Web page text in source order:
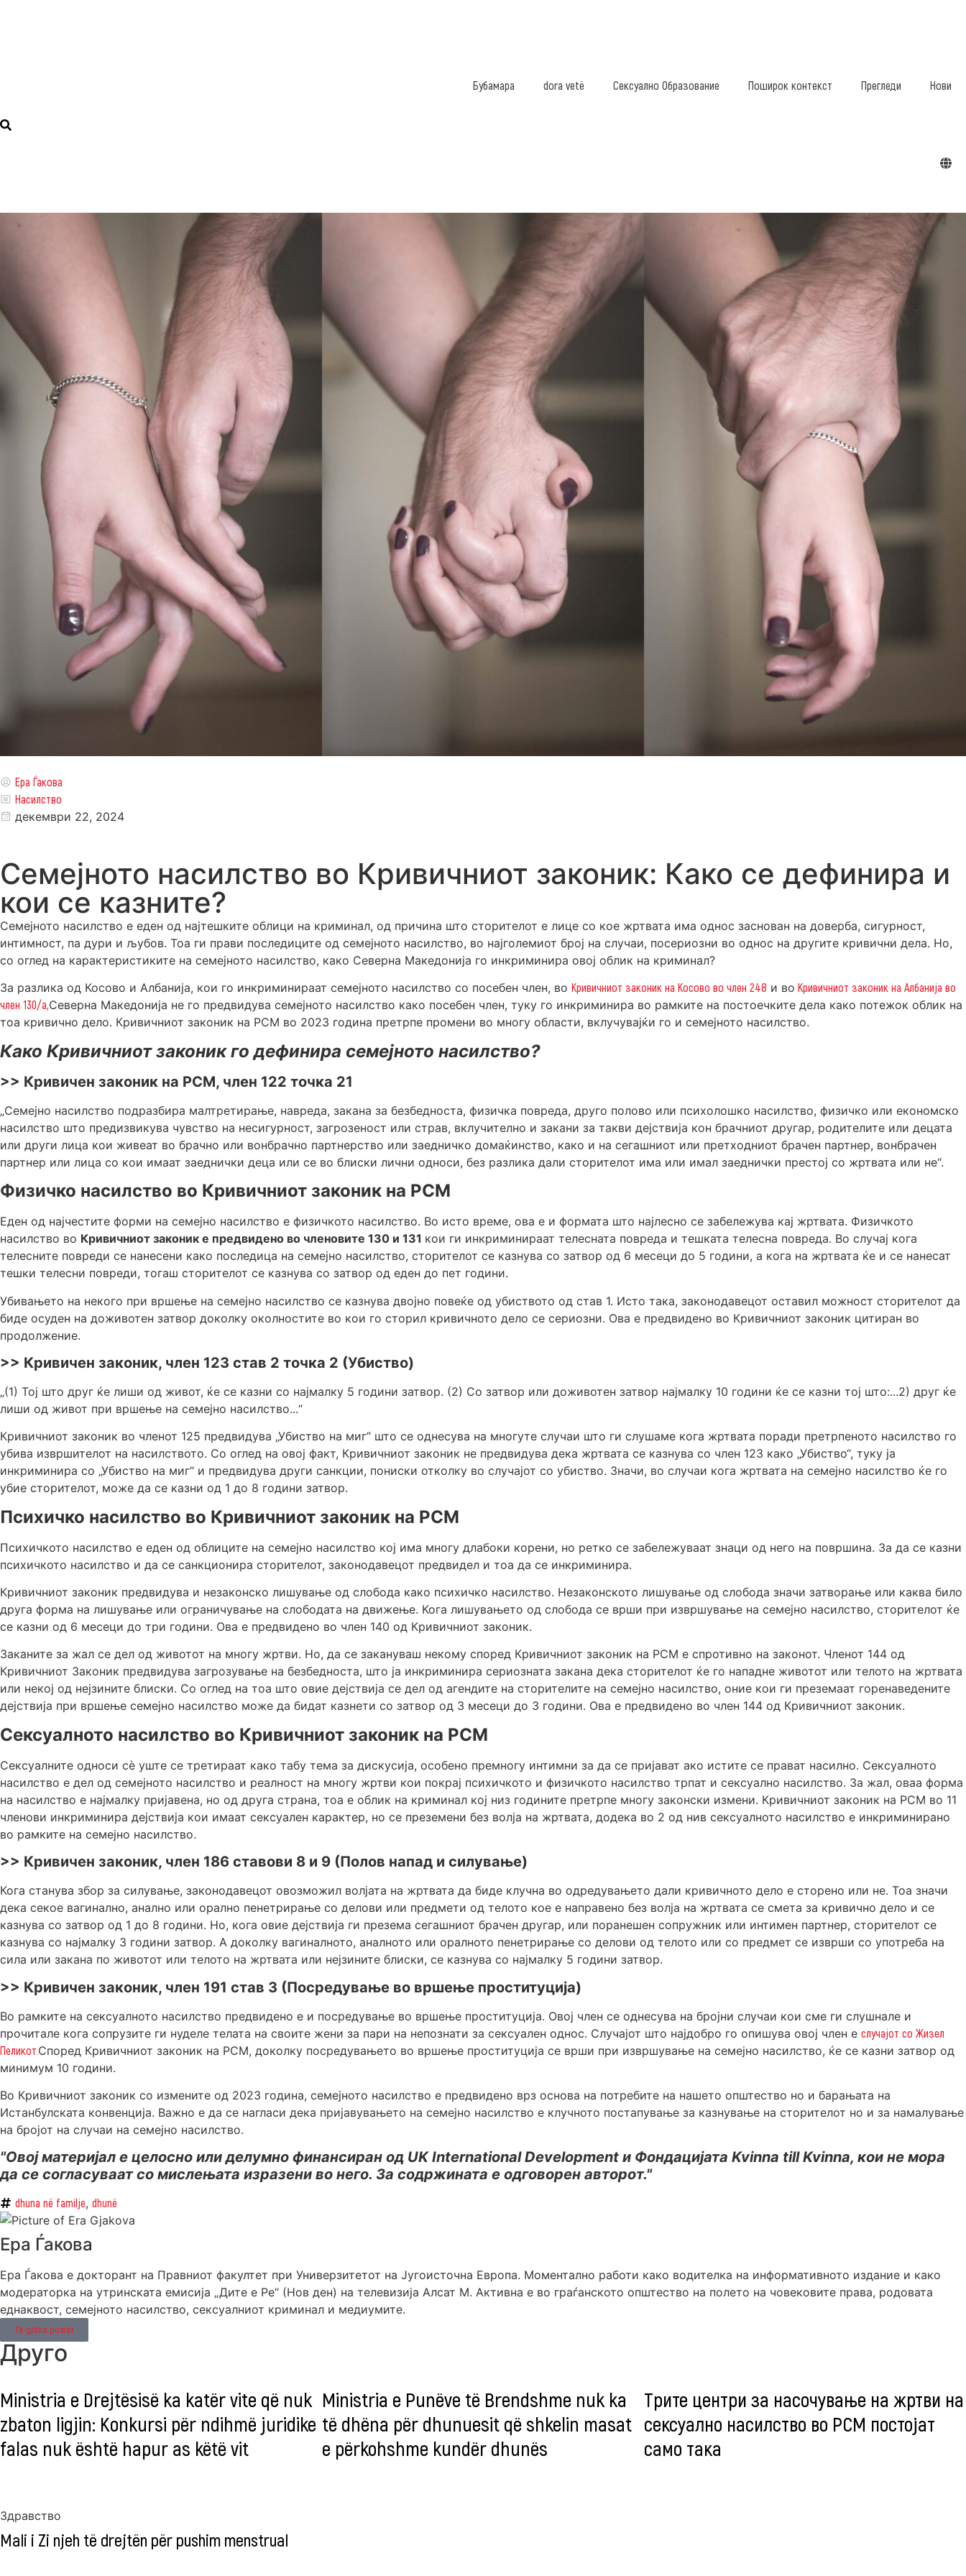
Бубамара dora vetë Сексуално Образование Поширок контекст Прегледи Нови
Ера Ѓакова
Насилство
декември 22, 2024
Семејното насилство во Кривичниот законик: Како се дефинира и
кои се казните?
Семејното насилство е еден од најтешките облици на криминал, од причина што сторителот е лице со кое жртвата има однос заснован на доверба, сигурност,
интимност, па дури и љубов. Тоа ги прави последиците од семејното насилство, во најголемиот број на случаи, посериозни во однос на другите кривични дела. Но,
со оглед на карактеристиките на семејното насилство, како Северна Македонија го инкриминира овој облик на криминал?
За разлика од Косово и Албанија, кои го инкриминираат семејното насилство со посебен член, во Кривичниот законик на Косово во член 248 и во Кривичниот законик на Албанија во
член 130/а,Северна Македонија не го предвидува семејното насилство како посебен член, туку го инкриминира во рамките на постоечките дела како потежок облик на
тоа кривично дело. Кривичниот законик на РСМ во 2023 година претрпе промени во многу области, вклучувајќи го и семејното насилство.
Како Кривичниот законик го дефинира семејното насилство?
>> Кривичен законик на РСМ, член 122 точка 21
„Семејно насилство подразбира малтретирање, навреда, закана за безбедноста, физичка повреда, друго полово или психолошко насилство, физичко или економско
насилство што предизвикува чувство на несигурност, загрозеност или страв, вклучително и закани за такви дејствија кон брачниот другар, родителите или децата
или други лица кои живеат во брачно или вонбрачно партнерство или заедничко домаќинство, како и на сегашниот или претходниот брачен партнер, вонбрачен
партнер или лица со кои имаат заеднички деца или се во блиски лични односи, без разлика дали сторителот има или имал заеднички престој со жртвата или не“.
Физичко насилство во Кривичниот законик на РСМ
Еден од најчестите форми на семејно насилство е физичкото насилство. Во исто време, ова е и формата што најлесно се забележува кај жртвата. Физичкото
насилство во Кривичниот законик е предвидено во членовите 130 и 131 кои ги инкриминираат телесната повреда и тешката телесна повреда. Во случај кога
телесните повреди се нанесени како последица на семејно насилство, сторителот се казнува со затвор од 6 месеци до 5 години, а кога на жртвата ќе и се нанесат
тешки телесни повреди, тогаш сторителот се казнува со затвор од еден до пет години.
Убивањето на некого при вршење на семејно насилство се казнува двојно повеќе од убиството од став 1. Исто така, законодавецот оставил можност сторителот да
биде осуден на доживотен затвор доколку околностите во кои го сторил кривичното дело се сериозни. Ова е предвидено во Кривичниот законик цитиран во
продолжение.
>> Кривичен законик, член 123 став 2 точка 2 (Убиство)
„(1) Тој што друг ќе лиши од живот, ќе се казни со најмалку 5 години затвор. (2) Со затвор или доживотен затвор најмалку 10 години ќе се казни тој што:...2) друг ќе
лиши од живот при вршење на семејно насилство...“
Кривичниот законик во членот 125 предвидува „Убиство на миг“ што се однесува на многуте случаи што ги слушаме кога жртвата поради претрпеното насилство го
убива извршителот на насилството. Со оглед на овој факт, Кривичниот законик не предвидува дека жртвата се казнува со член 123 како „Убиство“, туку ја
инкриминира со „Убиство на миг“ и предвидува други санкции, пониски отколку во случајот со убиство. Значи, во случаи кога жртвата на семејно насилство ќе го
убие сторителот, може да се казни од 1 до 8 години затвор.
Психичко насилство во Кривичниот законик на РСМ
Психичкото насилство е еден од облиците на семејно насилство кој има многу длабоки корени, но ретко се забележуваат знаци од него на површина. За да се казни
психичкото насилство и да се санкционира сторителот, законодавецот предвидел и тоа да се инкриминира.
Кривичниот законик предвидува и незаконско лишување од слобода како психичко насилство. Незаконското лишување од слобода значи затворање или каква било
друга форма на лишување или ограничување на слободата на движење. Кога лишувањето од слобода се врши при извршување на семејно насилство, сторителот ќе
се казни од 6 месеци до три години. Ова е предвидено во член 140 од Кривичниот законик.
Заканите за жал се дел од животот на многу жртви. Но, да се закануваш некому според Кривичниот законик на РСМ е спротивно на законот. Членот 144 од
Кривичниот Законик предвидува загрозување на безбедноста, што ја инкриминира сериозната закана дека сторителот ќе го нападне животот или телото на жртвата
или некој од нејзините блиски. Со оглед на тоа што овие дејствија се дел од агендите на сторителите на семејно насилство, оние кои ги преземаат горенаведените
дејствија при вршење семејно насилство може да бидат казнети со затвор од 3 месеци до 3 години. Ова е предвидено во член 144 од Кривичниот законик.
Сексуалното насилство во Кривичниот законик на РСМ
Сексуалните односи сè уште се третираат како табу тема за дискусија, особено премногу интимни за да се пријават ако истите се прават насилно. Сексуалното
насилство е дел од семејното насилство и реалност на многу жртви кои покрај психичкото и физичкото насилство трпат и сексуално насилство. За жал, оваа форма
на насилство е најмалку пријавена, но од друга страна, тоа е облик на криминал кој низ годините претрпе многу законски измени. Кривичниот законик на РСМ во 11
членови инкриминира дејствија кои имаат сексуален карактер, но се преземени без волја на жртвата, додека во 2 од нив сексуалното насилство е инкриминирано
во рамките на семејно насилство.
>> Кривичен законик, член 186 ставови 8 и 9 (Полов напад и силување)
Кога станува збор за силување, законодавецот овозможил волјата на жртвата да биде клучна во одредувањето дали кривичното дело е сторено или не. Тоа значи
дека секое вагинално, анално или орално пенетрирање со делови или предмети од телото кое е направено без волја на жртвата се смета за кривично дело и се
казнува со затвор од 1 до 8 години. Но, кога овие дејствија ги презема сегашниот брачен другар, или поранешен сопружник или интимен партнер, сторителот се
казнува со најмалку 3 години затвор. А доколку вагиналното, аналното или оралното пенетрирање со делови од телото или со предмет се изврши со употреба на
сила или закана по животот или телото на жртвата или нејзините блиски, се казнува со најмалку 5 години затвор.
>> Кривичен законик, член 191 став 3 (Посредување во вршење проституција)
Во рамките на сексуалното насилство предвидено е и посредување во вршење проституција. Овој член се однесува на бројни случаи кои сме ги слушнале и
прочитале кога сопрузите ги нуделе телата на своите жени за пари на непознати за сексуален однос. Случајот што најдобро го опишува овој член е случајот со Жизел
Пеликот. Според Кривичниот законик на РСМ, доколку посредувањето во вршење проституција се врши при извршување на семејно насилство, ќе се казни затвор од
минимум 10 години.
Во Кривичниот законик со измените од 2023 година, семејното насилство е предвидено врз основа на потребите на нашето општество но и барањата на
Истанбулската конвенција. Важно е да се нагласи дека пријавувањето на семејно насилство е клучното постапување за казнување на сторителот но и за намалување
на бројот на случаи на семејно насилство.
"Овој материјал е целосно или делумно финансиран од UK International Development и Фондацијата Kvinna till Kvinna, кои не мора
да се согласуваат со мислењата изразени во него. За содржината е одговорен авторот."
dhuna në familje, dhunë
Ера Ѓакова
Ера Ѓакова е докторант на Правниот факултет при Универзитетот на Југоисточна Европа. Моментално работи како водителка на информативното издание и како
модераторка на утринската емисија „Дите е Ре“ (Нов ден) на телевизија Алсат М. Активна е во граѓанското општество на полето на човековите права, родовата
еднаквост, семејното насилство, сексуалниот криминал и медиумите.
Të gjitha postet
Друго
Ministria e Drejtësisë ka katër vite që nuk
zbaton ligjin: Konkursi për ndihmë juridike
falas nuk është hapur as këtë vit
Ministria e Punëve të Brendshme nuk ka
të dhëna për dhunuesit që shkelin masat
e përkohshme kundër dhunës
Трите центри за насочување на жртви на
сексуално насилство во РСМ постојат
само така
Здравство
Mali i Zi njeh të drejtën për pushim menstrual